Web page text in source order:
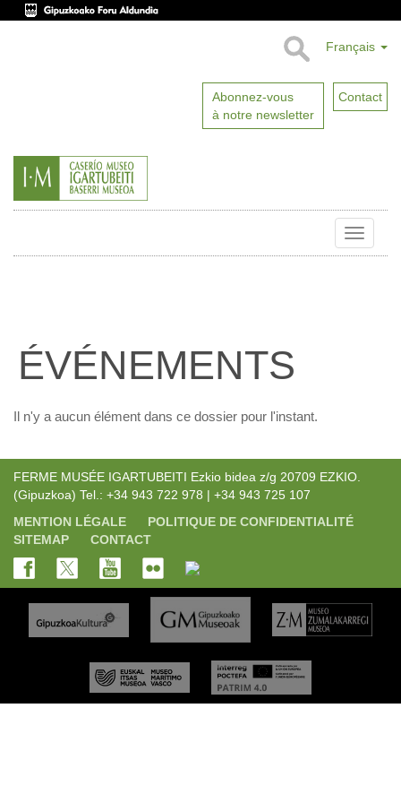
Français
Abonnez-vous
à notre newsletter
Contact
Toggle
ÉVÉNEMENTS
Il n'y a aucun élément dans ce dossier pour l'instant.
FERME MUSÉE IGARTUBEITI Ezkio bidea z/g 20709 EZKIO.
(Gipuzkoa) Tel.: +34 943 722 978 | +34 943 725 107
MENTION LÉGALE
POLITIQUE DE CONFIDENTIALITÉ
SITEMAP
CONTACT